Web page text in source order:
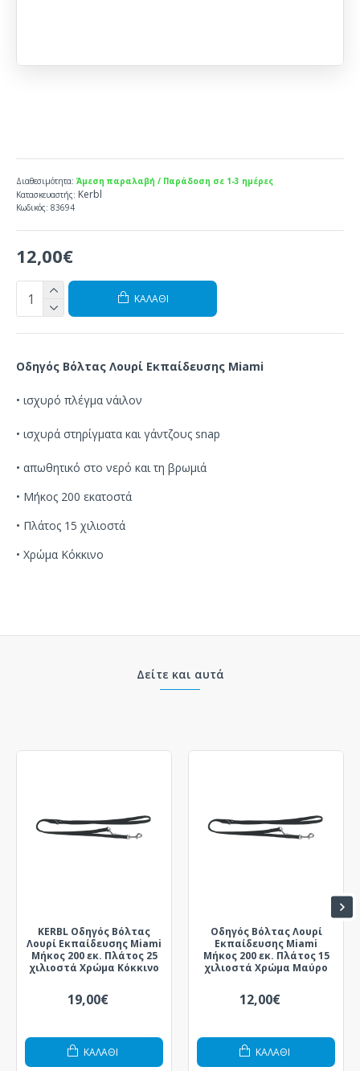
12,00€
Διαθεσιμότητα: Άμεση παραλαβή / Παράδοση σε 1-3 ημέρες
Κατασκευαστής: Kerbl
Κωδικός: 83694
ΚΑΛΆΘΙ
Οδηγός Βόλτας Λουρί Εκπαίδευσης Miami
• ισχυρό πλέγμα νάιλον
• ισχυρά στηρίγματα και γάντζους snap
• απωθητικό στο νερό και τη βρωμιά
• Μήκος 200 εκατοστά
• Πλάτος 15 χιλιοστά
• Χρώμα Κόκκινο
Δείτε και αυτά
KERBL Οδηγός Βόλτας
Λουρί Εκπαίδευσης Miami
Μήκος 200 εκ. Πλάτος 25
χιλιοστά Χρώμα Κόκκινο
19,00€
ΚΑΛΆΘΙ
Οδηγός Βόλτας Λουρί
Εκπαίδευσης Miami
Μήκος 200 εκ. Πλάτος 15
χιλιοστά Χρώμα Μαύρο
12,00€
ΚΑΛΆΘΙ